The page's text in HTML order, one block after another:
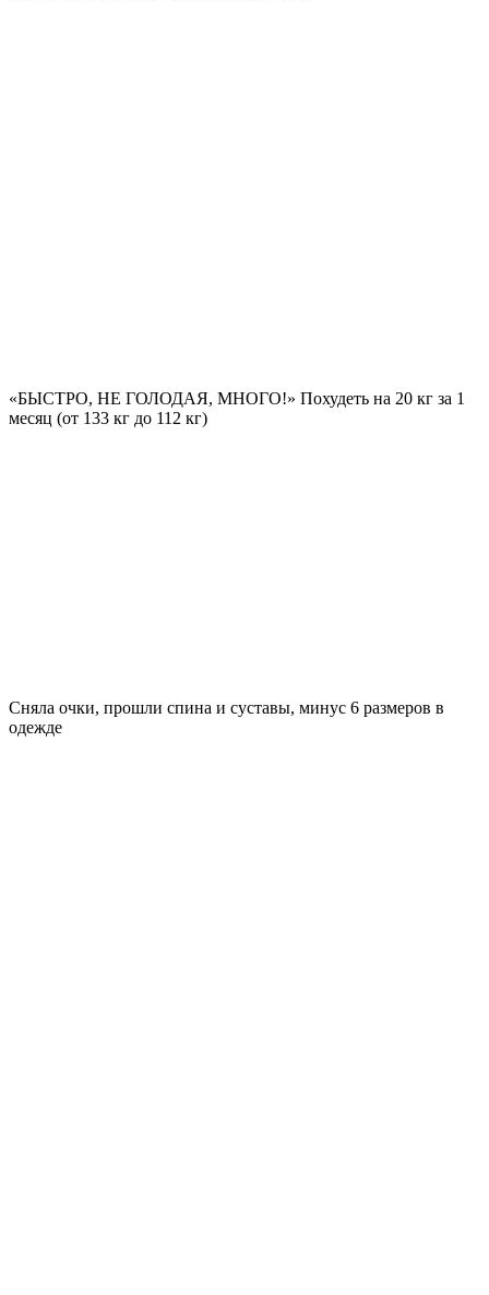
«БЫСТРО, НЕ ГОЛОДАЯ, МНОГО!» Похудеть на 20 кг за 1
месяц (от 133 кг до 112 кг)
Сняла очки, прошли спина и суставы, минус 6 размеров в
одежде